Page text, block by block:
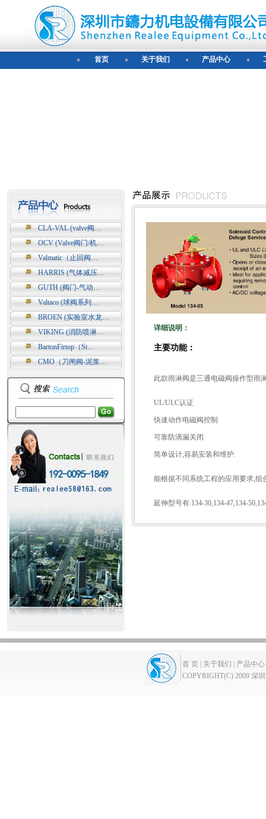
首页 关于我们 产品中心
CLA-VAL (valve阀…
OCV (Valve阀门/机…
Valmatic（止回阀…
HARRIS (气体减压…
GUTH (阀门-气动…
Valtaco (球阀系列…
BROEN (实验室水龙…
VIKING (消防喷淋…
BartonFirtop（St…
CMO（刀闸阀-泥浆…
详细说明：
主要功能：
此款雨淋阀是三通电磁阀操作型雨
UL/ULC认证
快速动作电磁阀控制
可靠防滴漏关闭
简单设计,容易安装和维护.
能根据不同系统工程的应用要求,
延伸型号有:134-30,134-47,134-
首 页 | 关于我们 |
产品中心
COPYRIGHT(C) 2009 深